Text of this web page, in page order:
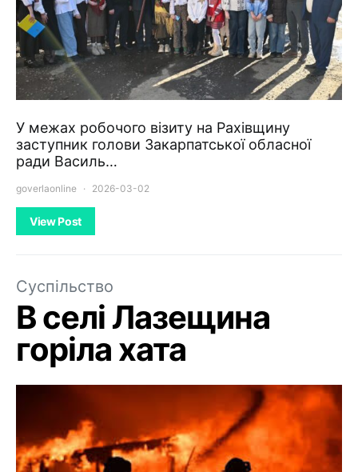
У межах робочого візиту на Рахівщину
заступник голови Закарпатської обласної
ради Василь…
goverlaonline 2026-03-02
View Post
Суспільство
В селі Лазещина
горіла хата